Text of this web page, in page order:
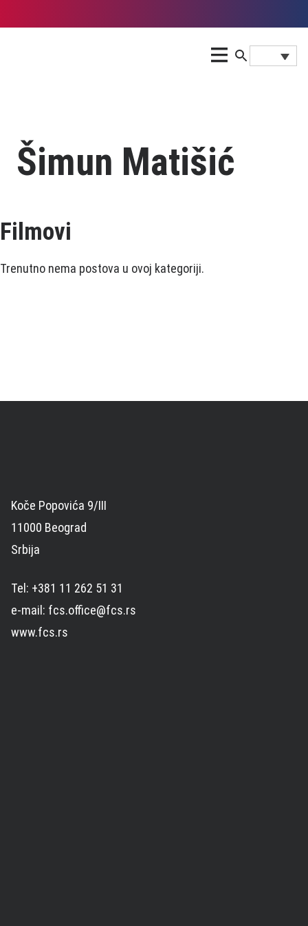
Šimun Matišić
Filmovi
Trenutno nema postova u ovoj kategoriji.
Koče Popovića 9/III
11000 Beograd
Srbija
Tel: +381 11 262 51 31
e-mail: fcs.office@fcs.rs
www.fcs.rs